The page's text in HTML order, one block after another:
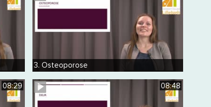
3. Osteoporose
08:29 08:48